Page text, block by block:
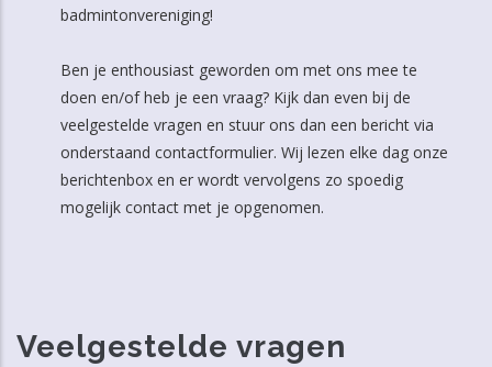
badmintonvereniging!
Ben je enthousiast geworden om met ons mee te
doen en/of heb je een vraag? Kijk dan even bij de
veelgestelde vragen en stuur ons dan een bericht via
onderstaand contactformulier. Wij lezen elke dag onze
berichtenbox en er wordt vervolgens zo spoedig
mogelijk contact met je opgenomen.
Veelgestelde vragen